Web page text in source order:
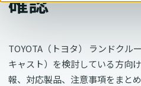
TOYOTA（トヨタ） ランドク
キャスト）を検討している方向
報、対応製品、注意事項をまとめ